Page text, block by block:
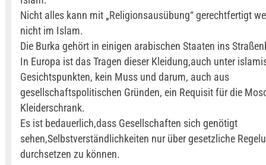
Nicht alles kann mit „Religionsausübung“ gerechtfertigt
nicht im Islam.
Die Burka gehört in einigen arabischen Staaten ins
In Europa ist das Tragen dieser Kleidung,auch unter
Gesichtspunkten, kein Muss und darum, auch aus
gesellschaftspolitischen Gründen, ein Requisit für die
Kleiderschrank.
Es ist bedauerlich,dass Gesellschaften sich genötigt
sehen,Selbstverständlichkeiten nur über gesetzliche
durchsetzen zu können.